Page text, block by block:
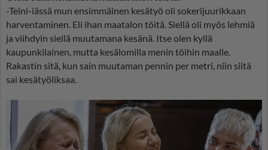
-Teini-iässä mun ensimmäinen kesätyö oli sokerijuurikkaan
harventaminen. Eli ihan maatalon töitä. Siellä oli myös lehmiä
ja viihdyin siellä muutamana kesänä. Itse olen kyllä
kaupunkilainen, mutta kesälomilla menin töihin maalle.
Rakastin sitä, kun sain muutaman pennin per metri, niin siitä
sai kesätyöliksaa.